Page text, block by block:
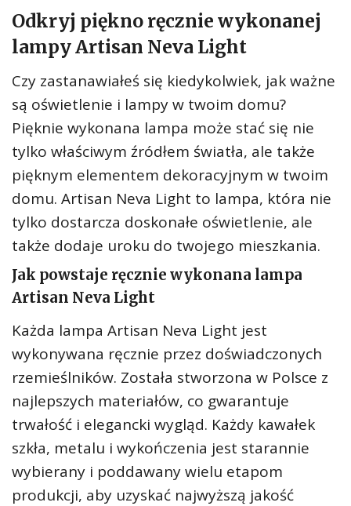
Odkryj piękno ręcznie wykonanej
lampy Artisan Neva Light
Czy zastanawiałeś się kiedykolwiek, jak ważne
są oświetlenie i lampy w twoim domu?
Pięknie wykonana lampa może stać się nie
tylko właściwym źródłem światła, ale także
pięknym elementem dekoracyjnym w twoim
domu. Artisan Neva Light to lampa, która nie
tylko dostarcza doskonałe oświetlenie, ale
także dodaje uroku do twojego mieszkania.
Jak powstaje ręcznie wykonana lampa
Artisan Neva Light
Każda lampa Artisan Neva Light jest
wykonywana ręcznie przez doświadczonych
rzemieślników. Została stworzona w Polsce z
najlepszych materiałów, co gwarantuje
trwałość i elegancki wygląd. Każdy kawałek
szkła, metalu i wykończenia jest starannie
wybierany i poddawany wielu etapom
produkcji, aby uzyskać najwyższą jakość